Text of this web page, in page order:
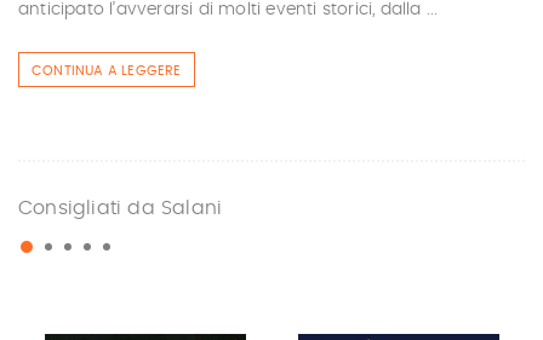
anticipato l’avverarsi di molti eventi storici, dalla ...
CONTINUA A LEGGERE
Consigliati da Salani